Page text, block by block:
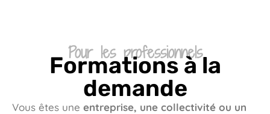
Pour les professionnels
Formations à la
demande
Vous êtes une entreprise, une collectivité ou un